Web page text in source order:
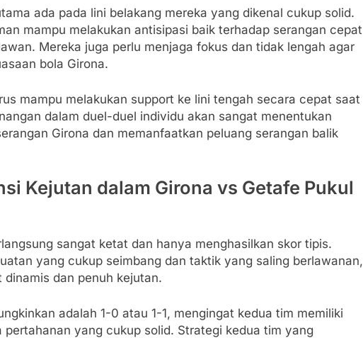
ada pada lini belakang mereka yang dikenal cukup solid.
mampu melakukan antisipasi baik terhadap serangan cepat
Mereka juga perlu menjaga fokus dan tidak lengah agar
bola Girona.
mampu melakukan support ke lini tengah secara cepat saat
dalam duel-duel individu akan sangat menentukan
Girona dan memanfaatkan peluang serangan balik
Kejutan dalam Girona vs Getafe Pukul
sangat ketat dan hanya menghasilkan skor tipis.
yang cukup seimbang dan taktik yang saling berlawanan,
dan penuh kejutan.
adalah 1-0 atau 1-1, mengingat kedua tim memiliki
yang cukup solid. Strategi kedua tim yang